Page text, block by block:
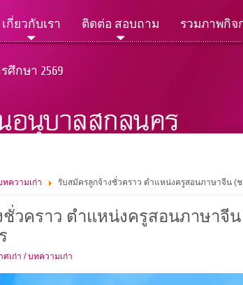
เกี่ยวกับเรา ติดต่อ สอบถาม รวมภาพกิจ
ศึกษา 2569
ทความเก่า รับสมัครลูกจ้างชั่วคราว ตำแหน่งครูสอนภาษาจีน (
วคราว ตำแหน่งครูสอนภาษาจีน
ศเก่า / บทความเก่า